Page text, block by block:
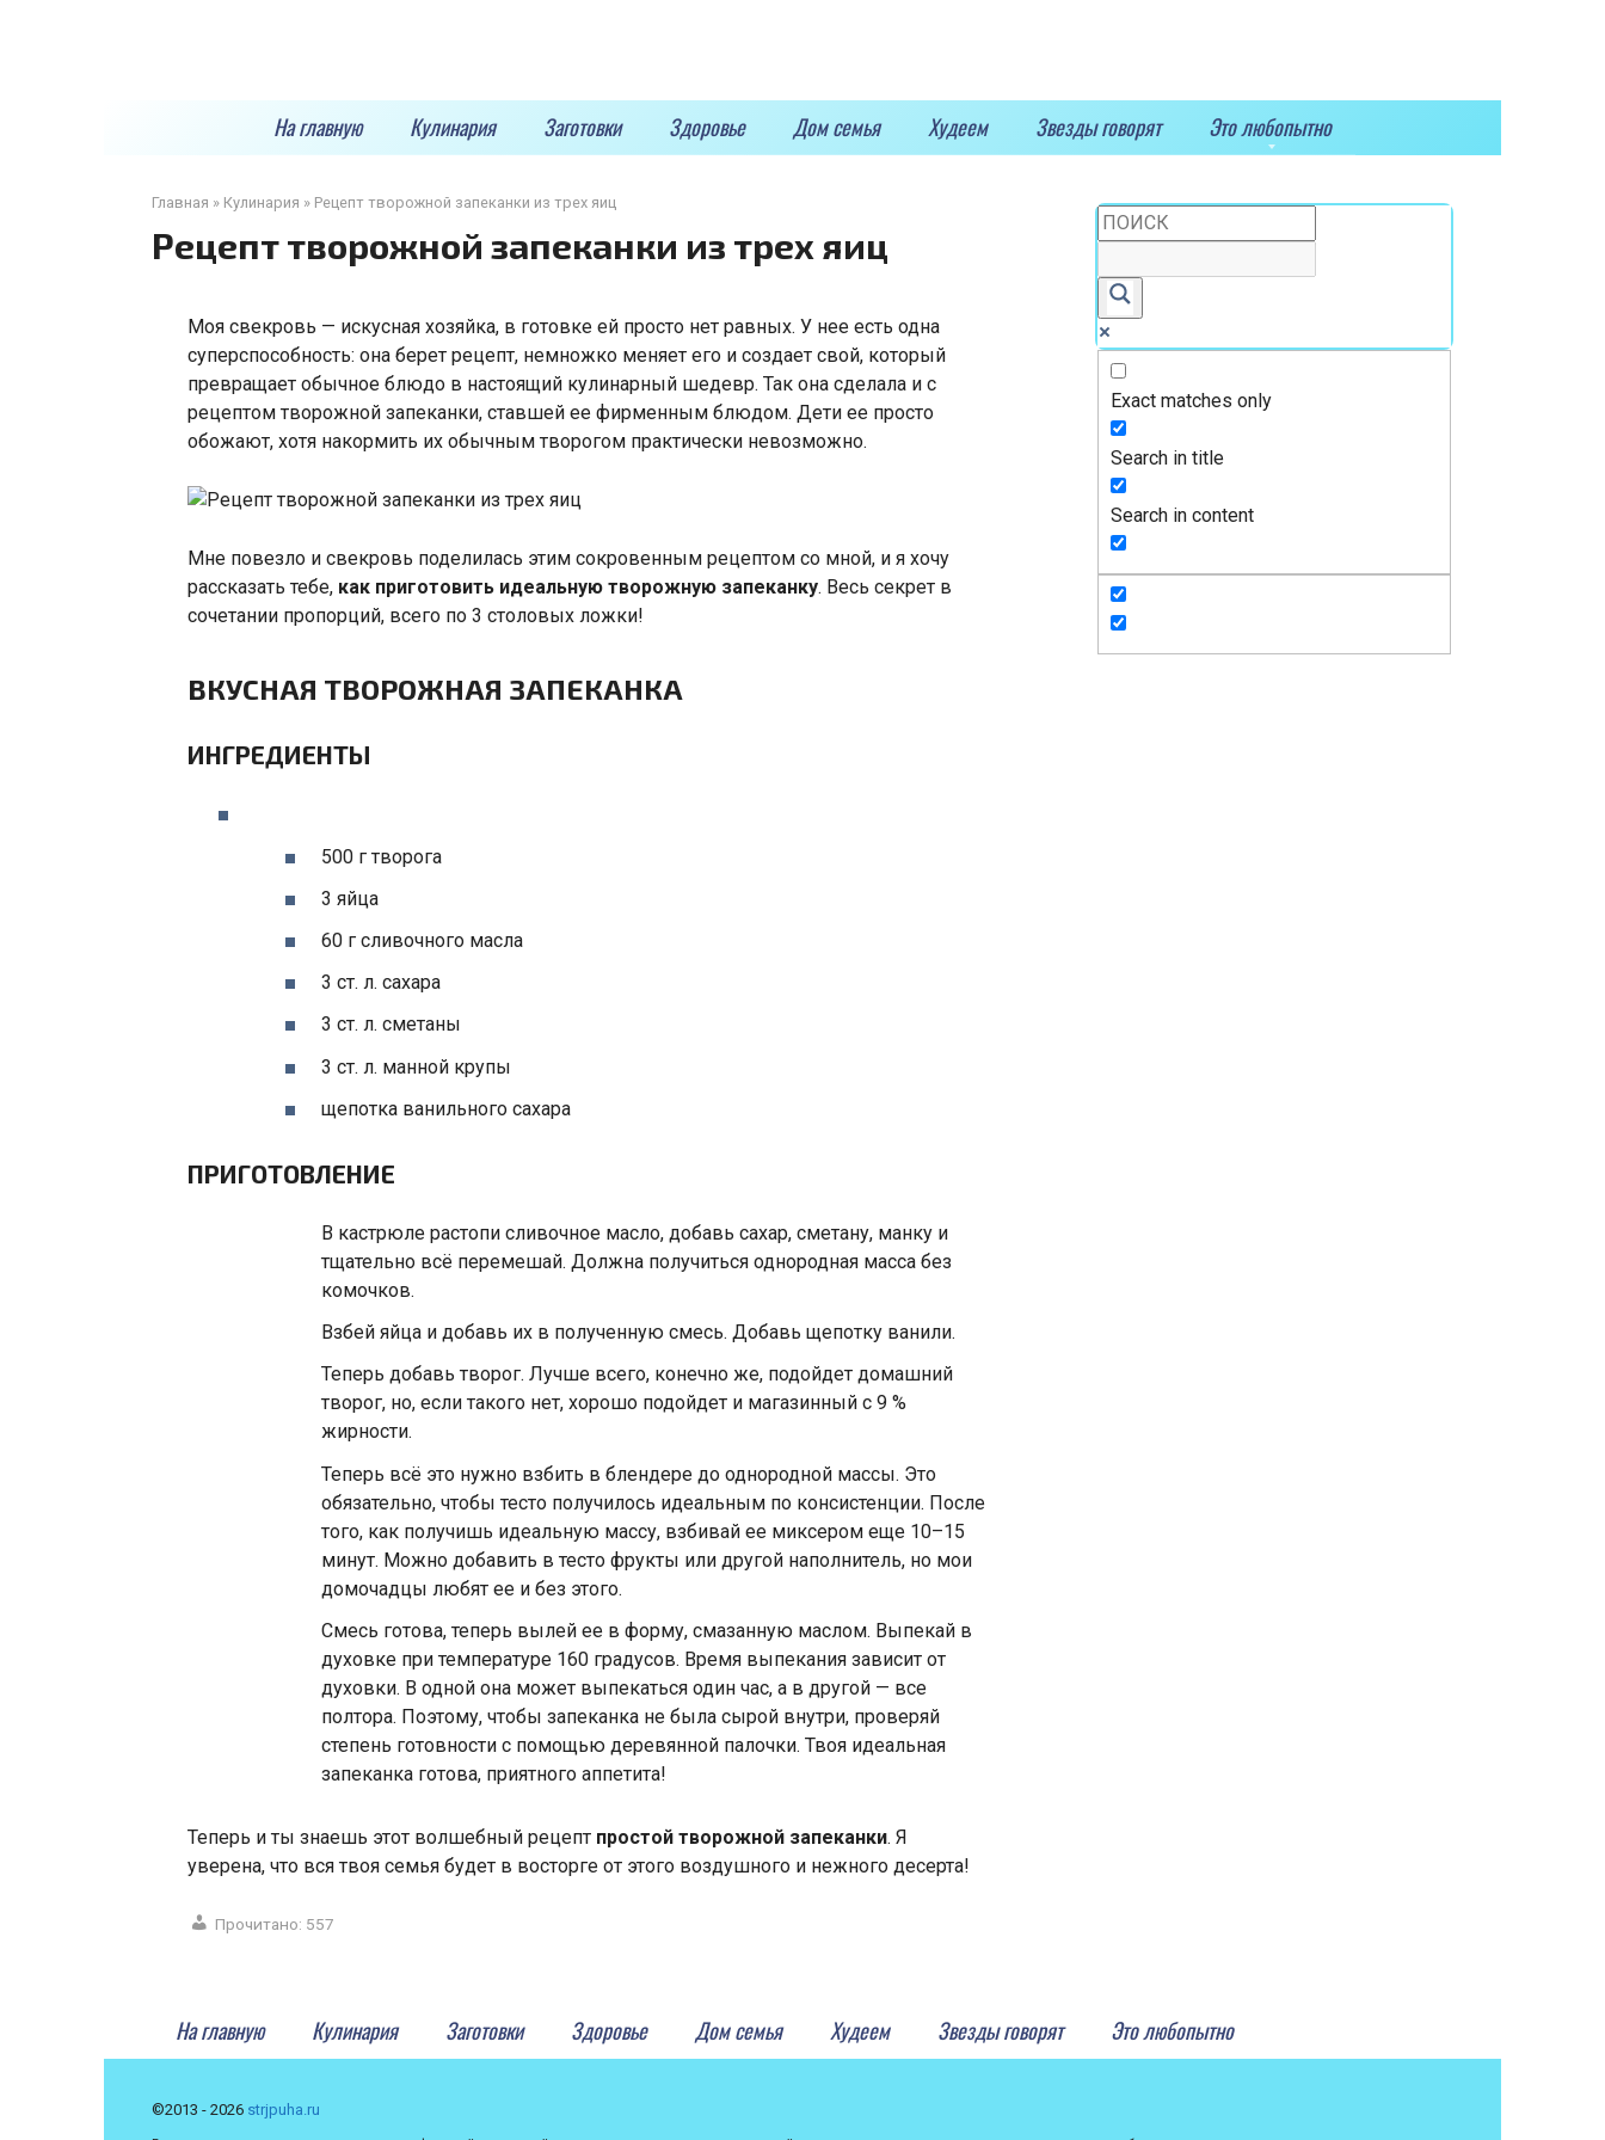
На главную Кулинария Заготовки Здоровье Дом семья Худеем Звезды говорят Это любопытно
Главная » Кулинария » Рецепт творожной запеканки из трех яиц
Рецепт творожной запеканки из трех яиц
Моя свекровь — искусная хозяйка, в готовке ей просто нет равных. У нее есть одна
суперспособность: она берет рецепт, немножко меняет его и создает свой, который
превращает обычное блюдо в настоящий кулинарный шедевр. Так она сделала и с
рецептом творожной запеканки, ставшей ее фирменным блюдом. Дети ее просто
обожают, хотя накормить их обычным творогом практически невозможно.
Мне повезло и свекровь поделилась этим сокровенным рецептом со мной, и я хочу
рассказать тебе, как приготовить идеальную творожную запеканку. Весь секрет в
сочетании пропорций, всего по 3 столовых ложки!
ВКУСНАЯ ТВОРОЖНАЯ ЗАПЕКАНКА
ИНГРЕДИЕНТЫ
500 г творога
3 яйца
60 г сливочного масла
3 ст. л. сахара
3 ст. л. сметаны
3 ст. л. манной крупы
щепотка ванильного сахара
ПРИГОТОВЛЕНИЕ
В кастрюле растопи сливочное масло, добавь сахар, сметану, манку и
тщательно всё перемешай. Должна получиться однородная масса без
комочков.
Взбей яйца и добавь их в полученную смесь. Добавь щепотку ванили.
Теперь добавь творог. Лучше всего, конечно же, подойдет домашний
творог, но, если такого нет, хорошо подойдет и магазинный с 9 %
жирности.
Теперь всё это нужно взбить в блендере до однородной массы. Это
обязательно, чтобы тесто получилось идеальным по консистенции. После
того, как получишь идеальную массу, взбивай ее миксером еще 10–15
минут. Можно добавить в тесто фрукты или другой наполнитель, но мои
домочадцы любят ее и без этого.
Смесь готова, теперь вылей ее в форму, смазанную маслом. Выпекай в
духовке при температуре 160 градусов. Время выпекания зависит от
духовки. В одной она может выпекаться один час, а в другой — все
полтора. Поэтому, чтобы запеканка не была сырой внутри, проверяй
степень готовности с помощью деревянной палочки. Твоя идеальная
запеканка готова, приятного аппетита!
Теперь и ты знаешь этот волшебный рецепт простой творожной запеканки. Я
уверена, что вся твоя семья будет в восторге от этого воздушного и нежного десерта!
Прочитано: 557
Exact matches only
Search in title
Search in content
На главную Кулинария Заготовки Здоровье Дом семья Худеем Звезды говорят Это любопытно
©2013 - 2026 strjpuha.ru